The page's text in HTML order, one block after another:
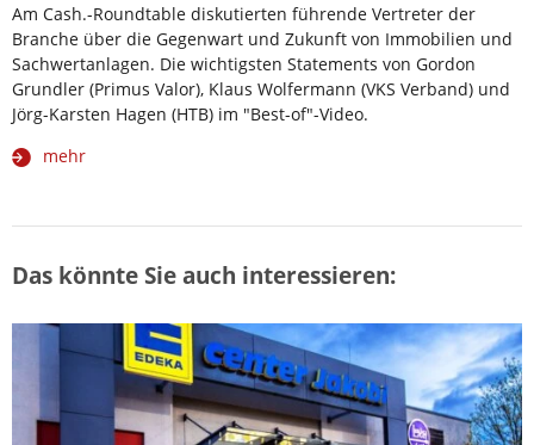
Am Cash.-Roundtable diskutierten führende Vertreter der
Branche über die Gegenwart und Zukunft von Immobilien und
Sachwertanlagen. Die wichtigsten Statements von Gordon
Grundler (Primus Valor), Klaus Wolfermann (VKS Verband) und
Jörg-Karsten Hagen (HTB) im "Best-of"-Video.
mehr
Das könnte Sie auch interessieren: